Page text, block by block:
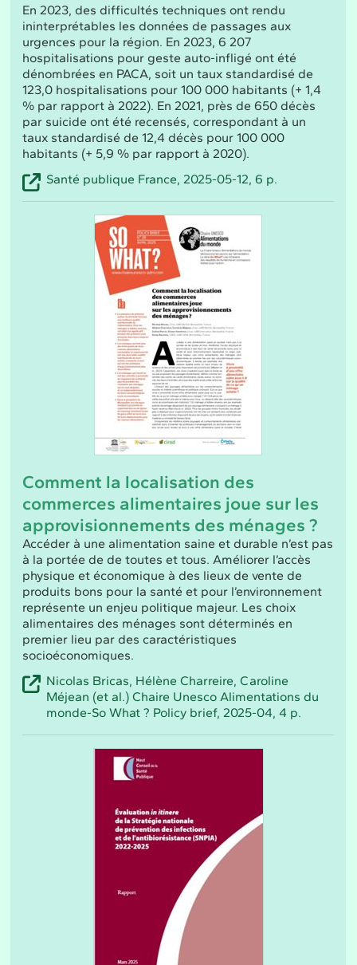
En 2023, des difficultés techniques ont rendu
ininterprétables les données de passages aux
urgences pour la région. En 2023, 6 207
hospitalisations pour geste auto-infligé ont été
dénombrées en PACA, soit un taux standardisé de
123,0 hospitalisations pour 100 000 habitants (+ 1,4
% par rapport à 2022). En 2021, près de 650 décès
par suicide ont été recensés, correspondant à un
taux standardisé de 12,4 décès pour 100 000
habitants (+ 5,9 % par rapport à 2020).
Santé publique France, 2025-05-12, 6 p.
Comment la localisation des
commerces alimentaires joue sur les
approvisionnements des ménages ?
Accéder à une alimentation saine et durable n’est pas
à la portée de de toutes et tous. Améliorer l’accès
physique et économique à des lieux de vente de
produits bons pour la santé et pour l’environnement
représente un enjeu politique majeur. Les choix
alimentaires des ménages sont déterminés en
premier lieu par des caractéristiques
socioéconomiques.
Nicolas Bricas, Hélène Charreire, Caroline
Méjean (et al.) Chaire Unesco Alimentations du
monde-So What ? Policy brief, 2025-04, 4 p.